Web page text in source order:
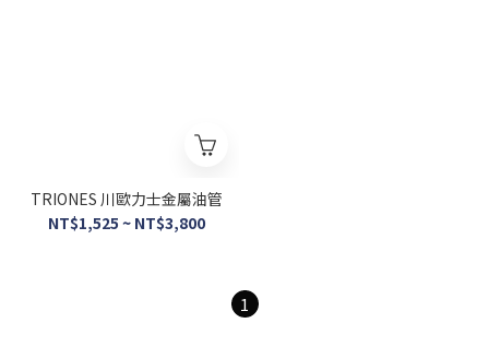
TRIONES 川歐力士金屬油管
NT$1,525 ~ NT$3,800
1